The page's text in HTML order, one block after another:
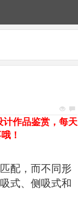
计作品鉴赏，每天
！
配，而不同形
式、侧吸式和